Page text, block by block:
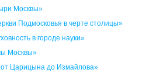
Москвы»
Подмосковья в черте столицы»
в городе науки»
Москвы»
от Царицына до Измайлова»